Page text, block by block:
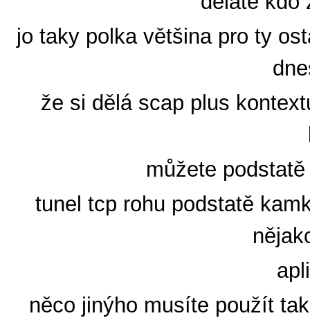
jo taky polka většina pro ty
že si dělá scap plus
můžete
tunel tcp rohu podstatě
něco jinýho musíte použít